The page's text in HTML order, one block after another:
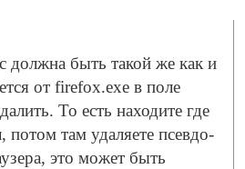
должна быть такой же как и
от firefox.exe в поле
То есть находите где
потом там удаляете псевдо-
это может быть